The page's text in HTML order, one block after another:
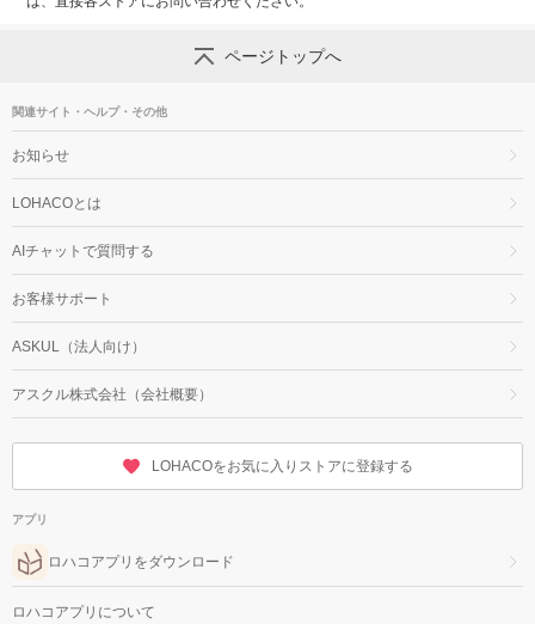
ページトップへ
関連サイト・ヘルプ・その他
お知らせ
LOHACOとは
AIチャットで質問する
お客様サポート
ASKUL（法人向け）
アスクル株式会社（会社概要）
LOHACOをお気に入りストアに登録する
アプリ
ロハコアプリをダウンロード
ロハコアプリについて